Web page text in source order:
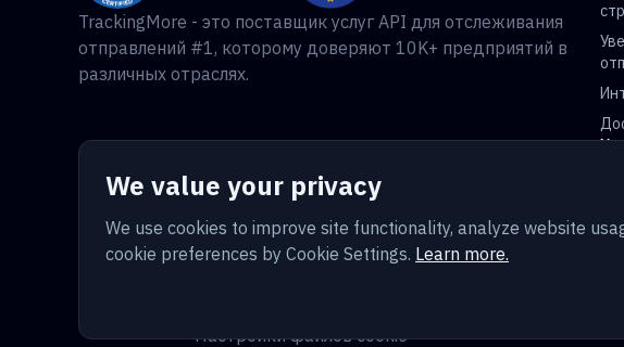
We value your privacy
We use cookies to improve site functionality, analyze website
cookie preferences by Cookie Settings. Learn more.
TrackingMore - это поставщик услуг API для отслеживания
отправлений #1, которому доверяют 10K+ предприятий в
различных отраслях.
Настройки файлов cookie